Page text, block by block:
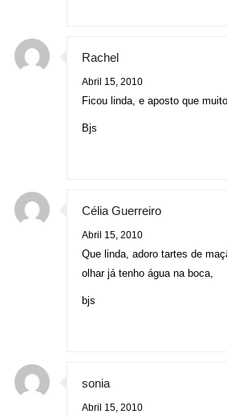
Rachel
Abril 15, 2010
Ficou linda, e aposto que
Bjs
Célia Guerreiro
Abril 15, 2010
Que linda, adoro tartes de
olhar já tenho água na boca,
bjs
sonia
Abril 15, 2010